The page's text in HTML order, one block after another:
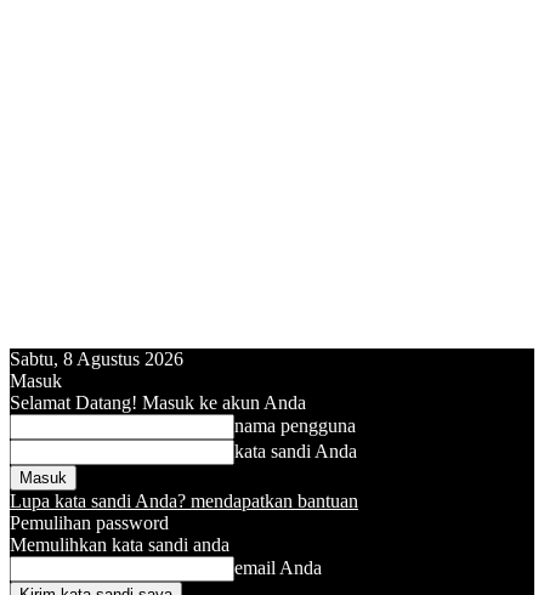
Sabtu, 8 Agustus 2026
Masuk
Selamat Datang! Masuk ke akun Anda
nama pengguna
kata sandi Anda
Lupa kata sandi Anda? mendapatkan bantuan
Pemulihan password
Memulihkan kata sandi anda
email Anda